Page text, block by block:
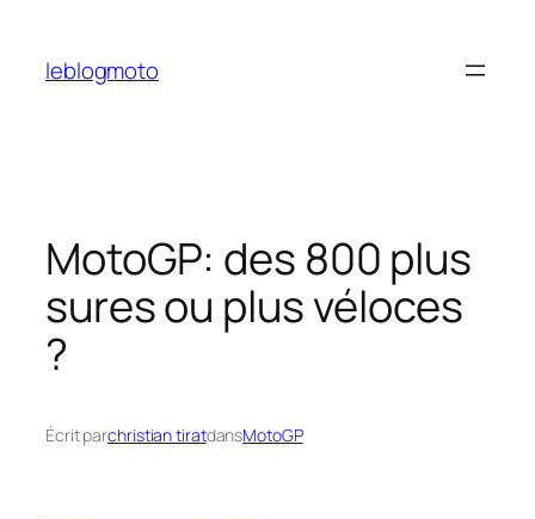
contenu
leblogmoto
MotoGP: des 800 plus
sures ou plus véloces
?
Écrit parchristian tiratdansMotoGP